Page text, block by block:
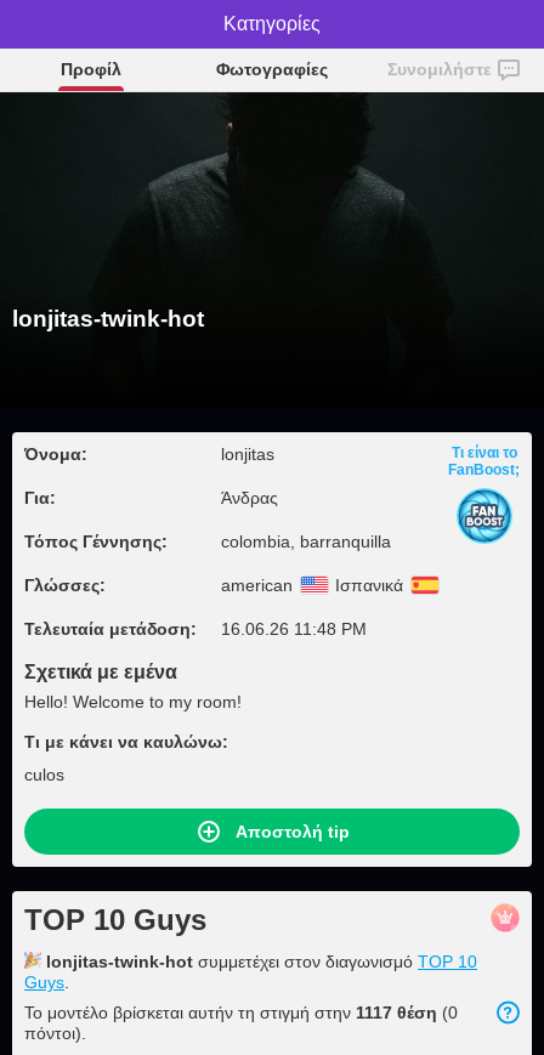
lonjitas-twink-hot
Προφίλ Φωτογραφίες Συνομιλήστε
lonjitas-twink-hot
Όνομα: lonjitas
Για: Άνδρας
Τόπος Γέννησης: colombia, barranquilla
Γλώσσες: american Ισπανικά
Τελευταία μετάδοση: 16.06.26 11:48 PM
Τι είναι το
FanBoost;
Σχετικά με εμένα
Hello! Welcome to my room!
Τι με κάνει να καυλώνω:
culos
Αποστολή tip
TOP 10 Guys
lonjitas-twink-hot συμμετέχει στον διαγωνισμό TOP 10
Guys
Το μοντέλο βρίσκεται αυτήν τη στιγμή στην 1117 θέση (0
πόντοι).
Κατηγορίες